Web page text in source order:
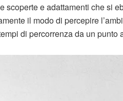
scoperte e adattamenti che si
il modo di percepire
di percorrenza da un punto